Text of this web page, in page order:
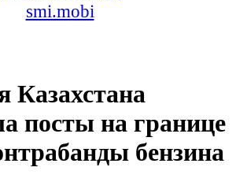
smi.mobi
Казахстана
посты на границе
бензина